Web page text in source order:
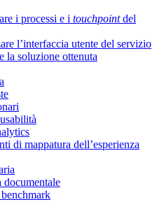
i processi e i touchpointdel
l’interfaccia utente del servizio
la soluzione ottenuta
di mappatura dell’esperienza
documentale